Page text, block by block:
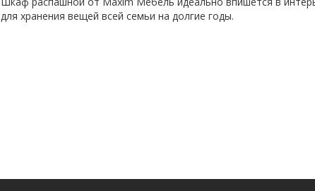
для хранения вещей всей семьи на долгие годы.